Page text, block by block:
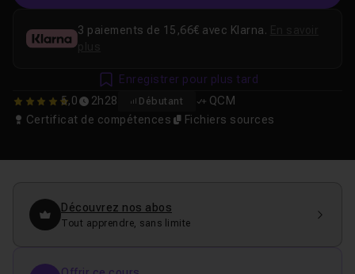
5 5,0 2h28 Débutant
QCM
Certificat de compétences
Fichiers sources
3 paiements de 15,66€ avec Klarna.
Enregistrer pour plus tard
Découvrez nos abos
Tout apprendre, sans limite